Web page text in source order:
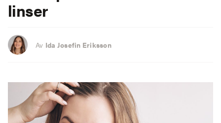
linser
Av Ida Josefin Eriksson